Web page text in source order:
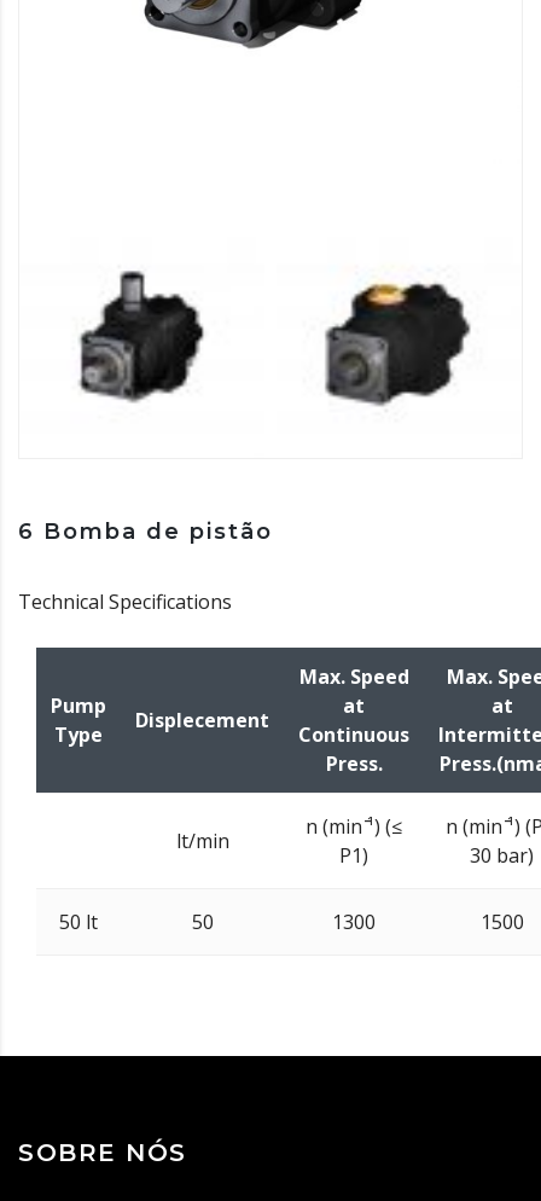
6 Bomba de pistão
Technical Specifications
Pump
Type
Displecement
Max. Speed
at
Continuous
Press.
Max.
at
lt/min
n (min ̄¹) (≤
P1)
n (min ̄¹)
30 bar)
50 lt 50 1300 1500
SOBRE NÓS